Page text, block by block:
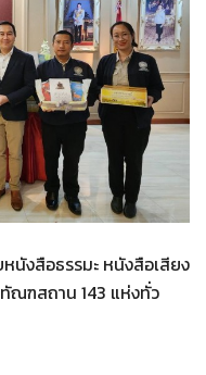
งสือธรรมะ หนังสือเสียง
ณฑสถาน 143 แห่งทั่ว